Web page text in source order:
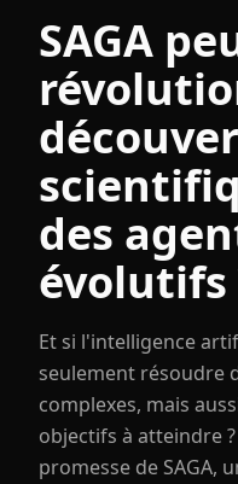
SAGA
des
évolutifs
Et si l'intelligence
seulement résoudre
complexes, mais
objectifs à atteindre
promesse de SAGA,